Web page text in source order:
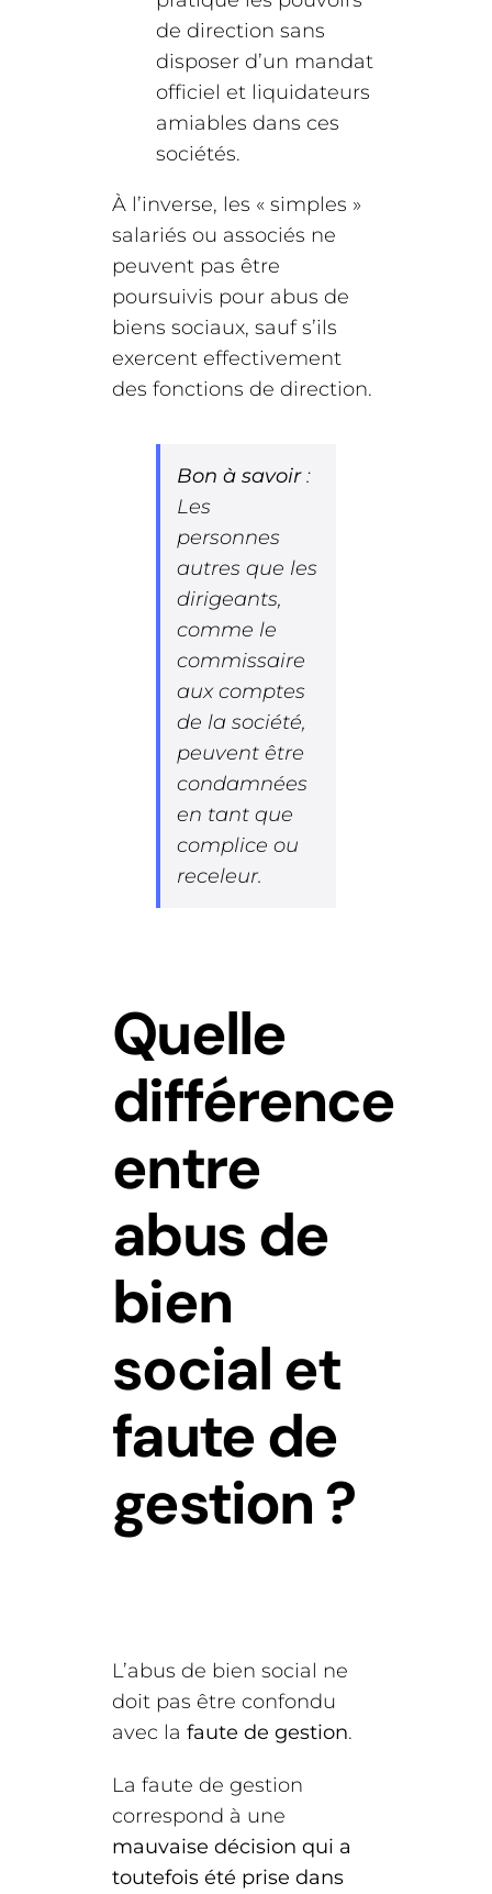
de direction sans
disposer d’un mandat
officiel et liquidateurs
amiables dans ces
sociétés.
À l’inverse, les « simples »
salariés ou associés ne
peuvent pas être
poursuivis pour abus de
biens sociaux, sauf s’ils
exercent effectivement
des fonctions de direction.
Bon à savoir:
Les
personnes
autres que les
dirigeants,
comme le
commissaire
aux comptes
de la société,
peuvent être
condamnées
en tant que
complice ou
receleur.
Quelle
différence
entre
abus de
bien
social et
faute de
gestion ?
L’abus de bien social ne
doit pas être confondu
avec lafaute de gestion.
La faute de gestion
correspond à une
mauvaise décision qui a
toutefois été prise dans